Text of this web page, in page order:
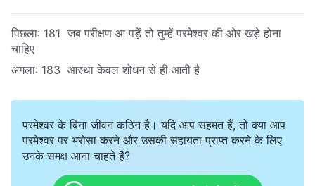
पिछला: 181 जब परीक्षण आ पड़ें तो तुम्हें परमेश्वर की ओर खड़े होना
चाहिए
अगला: 183 आस्था केवल शोधन से ही आती है
परमेश्वर के बिना जीवन कठिन है। यदि आप सहमत हैं, तो क्या आप
परमेश्वर पर भरोसा करने और उसकी सहायता प्राप्त करने के लिए
उनके समक्ष आना चाहते हैं?